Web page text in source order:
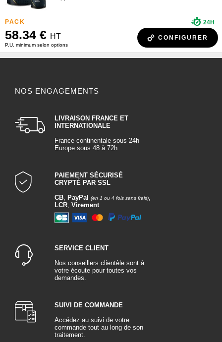
58.34 € HT
P.U. minimum selon options
24H
CONFIGURER
NOS ENGAGEMENTS
LIVRAISON FRANCE ET
INTERNATIONALE
France continentale sous 24h
Europe sous 48 à 72h
PAIEMENT SÉCURISÉ
CRYPTÉ PAR SSL
CB, PayPal (en 1 ou 4 fois sans frais),
LCR, Virement
SERVICE CLIENT
Nos conseillers clientèle sont à
votre écoute pour toutes vos
demandes.
SUIVI DE COMMANDE
Accédez au suivi de votre
commande tout au long de son
traitement.